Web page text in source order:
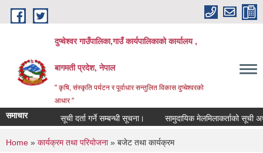
Skip to main content
दुप्चेश्वर गाउँपालिका,गाउँ कार्यपालिकाको कार्यालय ,
बागमती प्रदेश, नेपाल
" कृषि, संस्कृति पर्यटन र पूर्वाधार सन्तुलित विकास दुप्चेश्वरको
आधार "
समाचार सूची दर्ता गर्ने सम्बन्धी सूचना। सामुदायिक मेलमिलाकर्ताको सूची
You are here
Home » कार्यक्रम तथा परियोजना» बजेट तथा कार्यक्रम